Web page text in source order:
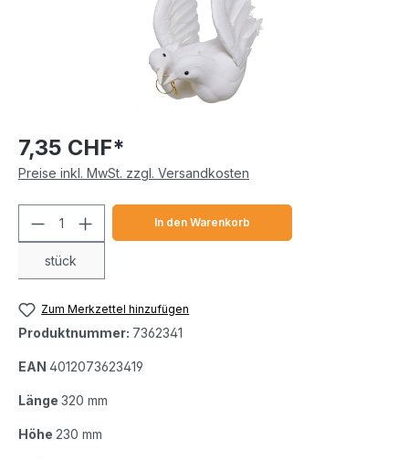
7,35 CHF*
Preise inkl. MwSt. zzgl. Versandkosten
Produkt Anzahl: Gib den
stück
In den Warenkorb
Zum Merkzettel hinzufügen
Produktnummer: 7362341
EAN 4012073623419
Länge 320 mm
Höhe 230 mm